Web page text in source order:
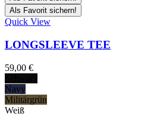
Als Favorit sichern!
Quick View
LONGSLEEVE TEE
59,00 €
Navy
Militärgrün
Weiß